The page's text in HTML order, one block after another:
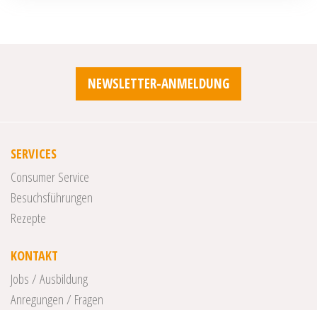
NEWSLETTER-ANMELDUNG
SERVICES
Consumer Service
Besuchsführungen
Rezepte
KONTAKT
Jobs / Ausbildung
Anregungen / Fragen